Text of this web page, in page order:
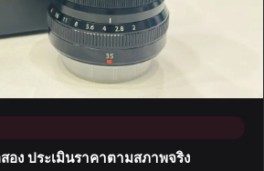
อง ประเมินราคาตามสภาพจริง